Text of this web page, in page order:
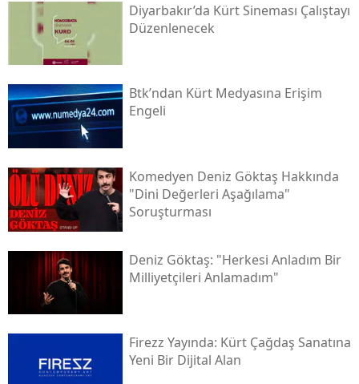
Diyarbakır’da Kürt Sineması Çalıştayı
Düzenlenecek
Btk’ndan Kürt Medyasına Erişim
Engeli
Komedyen Deniz Göktaş Hakkında
"dini Değerleri Aşağılama"
Soruşturması
Deniz Göktaş: "herkesi Anladım Bir
Milliyetçileri Anlamadım"
Firezz Yayında: Kürt Çağdaş Sanatına
Yeni Bir Dijital Alan